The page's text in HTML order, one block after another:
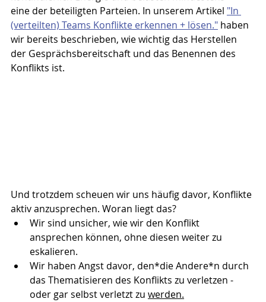
eine der beteiligten Parteien. In unserem Artikel "In
(verteilten) Teams Konflikte erkennen + lösen." haben
wir bereits beschrieben, wie wichtig das Herstellen
der Gesprächsbereitschaft und das Benennen des
Konflikts ist.
Und trotzdem scheuen wir uns häufig davor, Konflikte
aktiv anzusprechen. Woran liegt das?
Wir sind unsicher, wie wir den Konflikt
ansprechen können, ohne diesen weiter zu
eskalieren.
Wir haben Angst davor, den*die Andere*n durch
das Thematisieren des Konflikts zu verletzen -
oder gar selbst verletzt zu werden.